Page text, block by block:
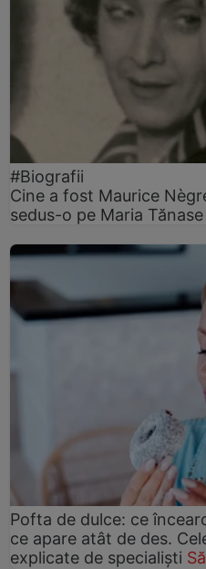
#Biografii
Cine a fost Maurice
sedus-o pe Maria Tănase
Pofta de dulce: ce
ce apare atât de des.
explicate de specialiști